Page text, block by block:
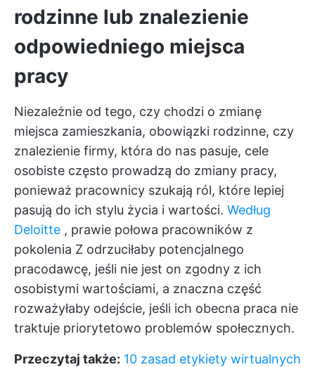
rodzinne lub znalezienie
odpowiedniego miejsca
pracy
Niezależnie od tego, czy chodzi o zmianę
miejsca zamieszkania, obowiązki rodzinne, czy
znalezienie firmy, która do nas pasuje, cele
osobiste często prowadzą do zmiany pracy,
ponieważ pracownicy szukają ról, które lepiej
pasują do ich stylu życia i wartości. Według
Deloitte , prawie połowa pracowników z
pokolenia Z odrzuciłaby potencjalnego
pracodawcę, jeśli nie jest on zgodny z ich
osobistymi wartościami, a znaczna część
rozważyłaby odejście, jeśli ich obecna praca nie
traktuje priorytetowo problemów społecznych.
Przeczytaj także: 10 zasad etykiety wirtualnych